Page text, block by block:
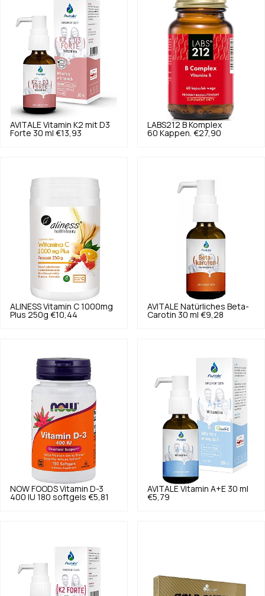
AVITALE Vitamin K2 mit D3
Forte 30 ml €13,93
LABS212 B Komplex
60 Kappen. €27,90
ALINESS Vitamin C 1000mg
Plus 250g €10,44
AVITALE Natürliches Beta-
Carotin 30 ml €9,28
NOW FOODS Vitamin D-3
400 IU 180 softgels €5,81
AVITALE Vitamin A+E 30 ml
€5,79